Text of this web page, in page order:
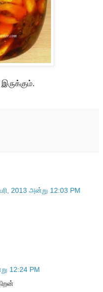
2013 அன்று 12:03 PM
12:24 PM